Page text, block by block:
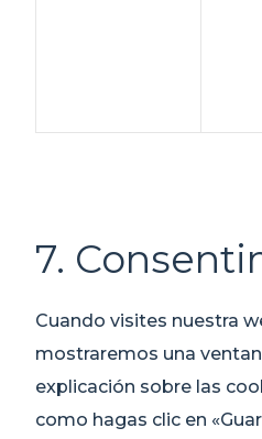
7.
Cuando visites nuestra
mostraremos una
explicación sobre las
como hagas clic en